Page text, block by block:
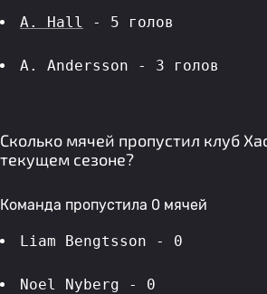
A. Hall - 5 голов
A. Andersson - 3 голов
Сколько мячей пропустил клуб
текущем сезоне?
Команда пропустила 0 мячей
Liam Bengtsson - 0
Noel Nyberg - 0